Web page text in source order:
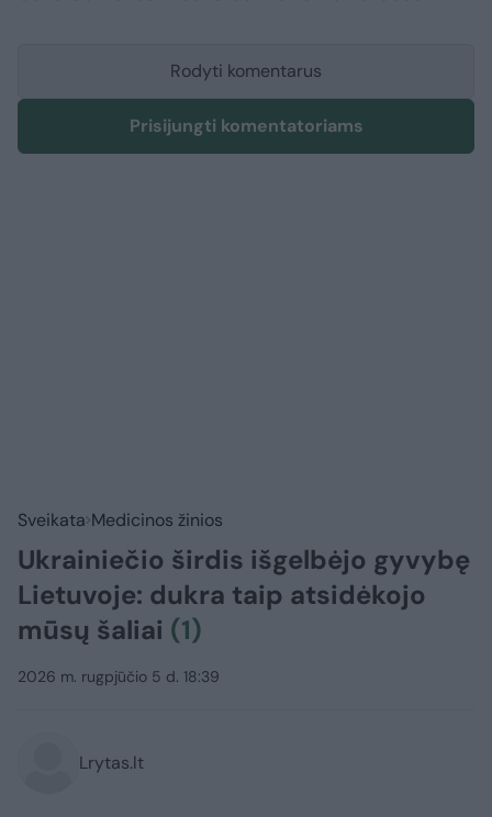
Rodyti komentarus
Prisijungti komentatoriams
Sveikata Medicinos žinios
Ukrainiečio širdis išgelbėjo gyvybę
Lietuvoje: dukra taip atsidėkojo
mūsų šaliai (1)
2026 m. rugpjūčio 5 d. 18:39
Lrytas.lt